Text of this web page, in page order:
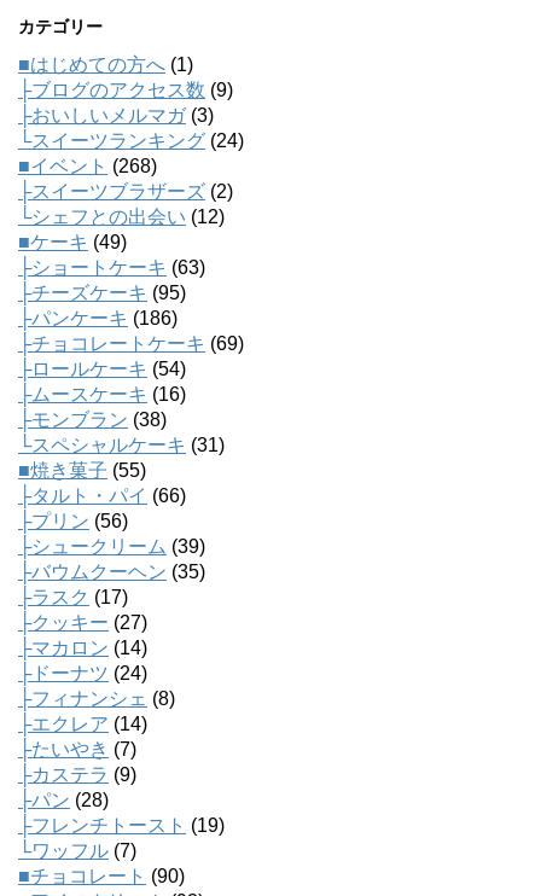
カテゴリー
■はじめての方へ (1)
├ブログのアクセス数 (9)
├おいしいメルマガ(3)
└スイーツランキング (24)
■イベント (268)
├スイーツブラザーズ (2)
└シェフとの出会い (12)
■ケーキ (49)
├ショートケーキ (63)
├チーズケーキ (95)
├パンケーキ (186)
├チョコレートケーキ (69)
├ロールケーキ (54)
├ムースケーキ (16)
├モンブラン (38)
└スペシャルケーキ (31)
■焼き菓子 (55)
├タルト・パイ (66)
├プリン (56)
├シュークリーム (39)
├バウムクーヘン (35)
├ラスク (17)
├クッキー (27)
├マカロン (14)
├ドーナツ (24)
├フィナンシェ (8)
├エクレア (14)
├たいやき (7)
├カステラ (9)
├パン (28)
├フレンチトースト (19)
└ワッフル (7)
■チョコレート (90)